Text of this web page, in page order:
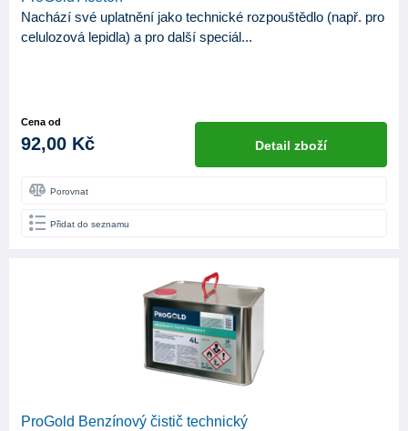
Nachází své uplatnění jako technické rozpouštědlo (např. pro
celulozová lepidla) a pro další speciál...
Cena od
92,00 Kč Detail zboží
Porovnat
Přidat do seznamu
ProGold Benzínový čistič technický